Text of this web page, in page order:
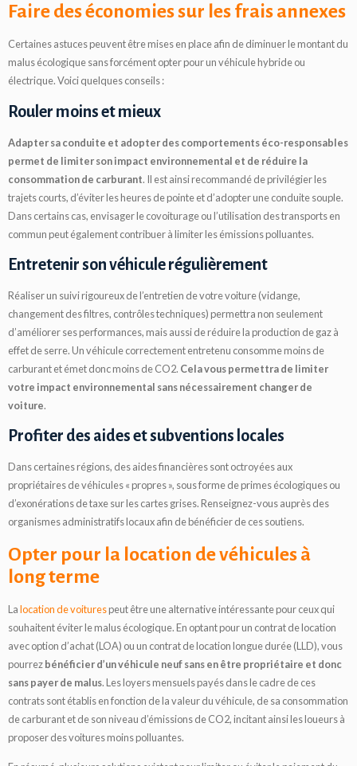
Faire des économies sur les frais annexes
Certaines astuces peuvent être mises en place afin de diminuer le montant du
malus écologique sans forcément opter pour un véhicule hybride ou
électrique. Voici quelques conseils :
Rouler moins et mieux
Adapter sa conduite et adopter des comportements éco-responsables
permet de limiter son impact environnemental et de réduire la
consommation de carburant. Il est ainsi recommandé de privilégier les
trajets courts, d’éviter les heures de pointe et d’adopter une conduite souple.
Dans certains cas, envisager le covoiturage ou l’utilisation des transports en
commun peut également contribuer à limiter les émissions polluantes.
Entretenir son véhicule régulièrement
Réaliser un suivi rigoureux de l’entretien de votre voiture (vidange,
changement des filtres, contrôles techniques) permettra non seulement
d’améliorer ses performances, mais aussi de réduire la production de gaz à
effet de serre. Un véhicule correctement entretenu consomme moins de
carburant et émet donc moins de CO2. Cela vous permettra de limiter
votre impact environnemental sans nécessairement changer de
voiture.
Profiter des aides et subventions locales
Dans certaines régions, des aides financières sont octroyées aux
propriétaires de véhicules « propres », sous forme de primes écologiques ou
d’exonérations de taxe sur les cartes grises. Renseignez-vous auprès des
organismes administratifs locaux afin de bénéficier de ces soutiens.
Opter pour la location de véhicules à
long terme
Lalocation de voiturespeut être une alternative intéressante pour ceux qui
souhaitent éviter le malus écologique. En optant pour un contrat de location
avec option d’achat (LOA) ou un contrat de location longue durée (LLD), vous
pourrezbénéficier d’un véhicule neuf sans en être propriétaire et donc
sans payer de malus. Les loyers mensuels payés dans le cadre de ces
contrats sont établis en fonction de la valeur du véhicule, de sa consommation
de carburant et de son niveau d’émissions de CO2, incitant ainsi les loueurs à
proposer des voitures moins polluantes.